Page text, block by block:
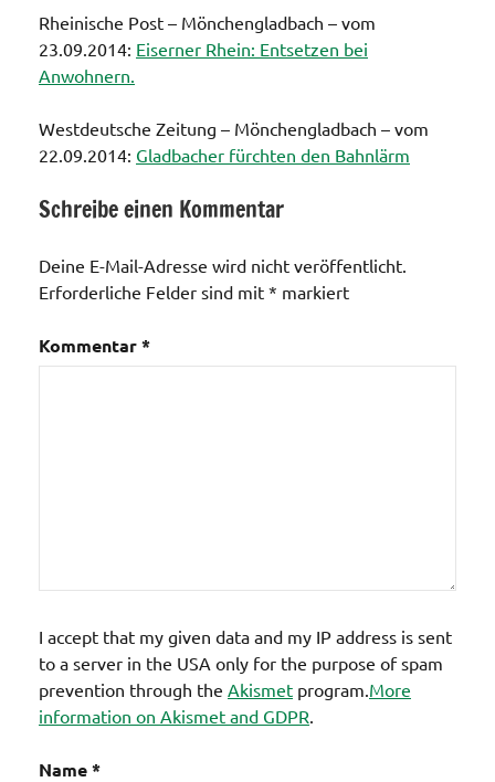
Rheinische Post – Mönchengladbach – vom
23.09.2014: Eiserner Rhein: Entsetzen bei
Anwohnern.
Westdeutsche Zeitung – Mönchengladbach – vom
22.09.2014: Gladbacher fürchten den Bahnlärm
/ Bus und
Schreibe einen Kommentar
Deine E-Mail-Adresse wird nicht veröffentlicht.
Erforderliche Felder sind mit * markiert
Kommentar*
I accept that my given data and my IP address is sent
to a server in the USA only for the purpose of spam
prevention through the Akismet program. More
information on Akismet and GDPR
Name*